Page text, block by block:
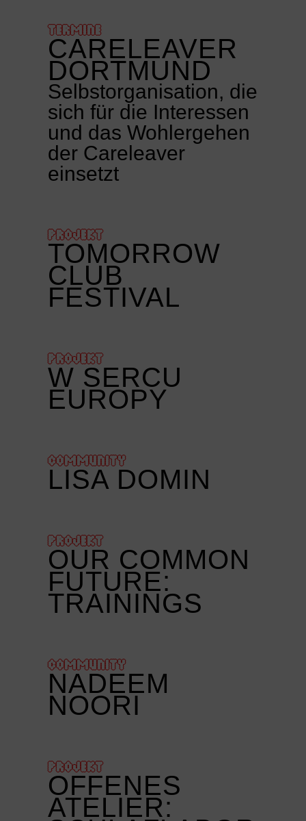
TERMINE
CARELEAVER
DORTMUND
Selbstorganisation, die
sich für die Interessen
und das Wohlergehen
der Careleaver
einsetzt
PROJEKT
TOMORROW
CLUB
FESTIVAL
PROJEKT
W SERCU
EUROPY
COMMUNITY
LISA DOMIN
PROJEKT
OUR COMMON
FUTURE:
TRAININGS
COMMUNITY
NADEEM
NOORI
PROJEKT
OFFENES
ATELIER: